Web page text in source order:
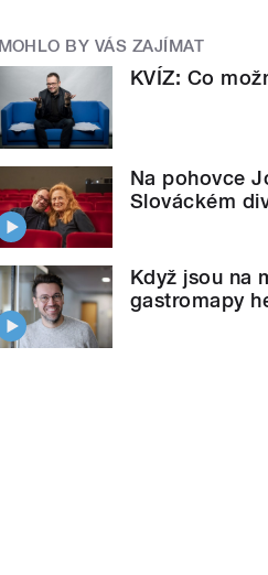
MOHLO BY VÁS ZAJÍMAT
KVÍZ: Co
Na pohovce
Slováckém
Když jsou na
gastromapy